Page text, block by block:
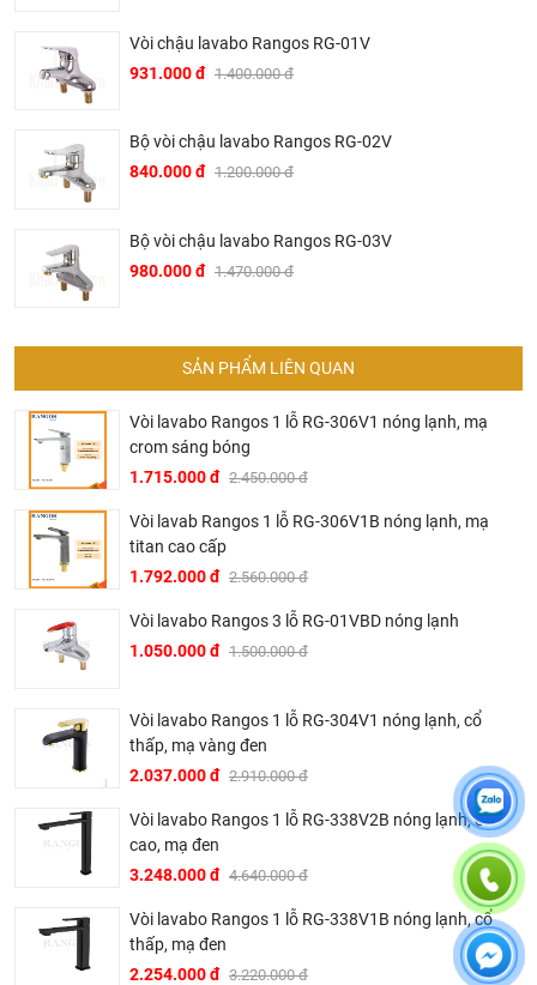
Ở đâu mua vòi chậu rửa mặt Rangos chính hãng và giá
rẻ nhất ?
phẩm
Rangoschính thức và chính hãng tại Việt Nam,
chúng tôi cam kết các sản phẩm Rangos được phân phối
bởi Khalinguyen.vn là chính hãng.
Hiện tại chúng tôi có rất nhiều chương trình khuyến
mãihấp dẫn, để biết chi tiết vui lòng chat hoặc gọi điện
vào hotline để được tư vấn chi tiết
GIỚI THIỆU VỀ RANGOS - CÔNG TY CỔ PHẦN SẢN
XUẤT VÀ THƯƠNG MẠI THP VIỆT NAM
THP company hiện đang là đơn vị đầu nghành trong lĩnh
vực phân phối
thiết bị nhà tắm
thập kỷ gắn bó với ngành nội thất Việt Nam, THP luôn hiểu
điều đã mang đến sự thành công cho THP Việt Nam ngày
hôm nay.
Lấy đó là kim chỉ nam cho chiến lược phát triển trong thập
kỷ tới, chúng tôi cam kết mang lại những giá trị hoàn mỹ
nhất cho khách hàng với slogan
sản phẩm sen vòi chất lượng cao" .
- THP tin tưởng vào những gì mình đang làm cũng như
cống hiến cho xã hội bằng đạo đức kinh doanh thuần túy,
coi đó là nghĩa vụ quốc gia và lấy mục tiêu phục vụ cho sức
khỏe chung của cộng đồng
SẢN PHẨM ĐƯỢC TỔNG CỤC TIÊU CHUẨN ĐO
LƯỜNG CHẤT LƯỢNG VỀ ĐỘ AN TOÀN VÀ THÂN
THIỆN VỚI MÔI TRƯỜNG
Vòi chậu lavabo Rangos RG-01V
931.000 đ 1.400.000 đ
Bộ vòi chậu lavabo Rangos RG-02V
840.000 đ 1.200.000 đ
Bộ vòi chậu lavabo Rangos RG-03V
980.000 đ 1.470.000 đ
SẢN PHẨM LIÊN QUAN
Vòi lavabo Rangos 1 lỗ RG-306V1 nóng lạnh, mạ
crom sáng bóng
1.715.000 đ 2.450.000 đ
Vòi lavab Rangos 1 lỗ RG-306V1B nóng lạnh, mạ
titan cao cấp
1.792.000 đ 2.560.000 đ
Vòi lavabo Rangos 3 lỗ RG-01VBD nóng lạnh
1.050.000 đ 1.500.000 đ
Vòi lavabo Rangos 1 lỗ RG-304V1 nóng lạnh, cổ
thấp, mạ vàng đen
2.037.000 đ 2.910.000 đ
Vòi lavabo Rangos 1 lỗ RG-338V2B nóng lạnh, cổ
cao, mạ đen
3.248.000 đ 4.640.000 đ
Vòi lavabo Rangos 1 lỗ RG-338V1B nóng lạnh, cổ
thấp, mạ đen
2.254.000 đ 3.220.000 đ